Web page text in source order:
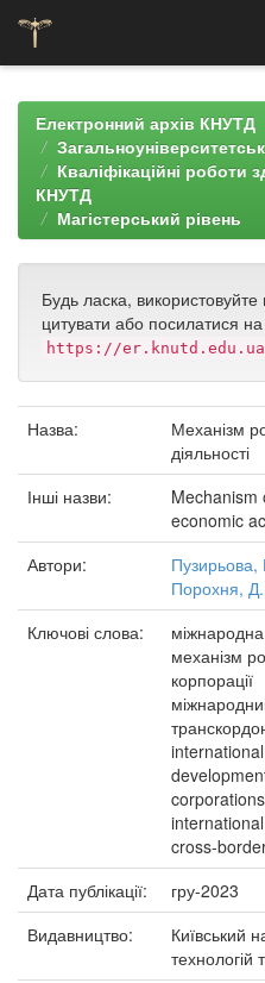
navigationЕлектронний архів КНУТД
Кваліфікаційні роботи
КНУТД
Магістерський рівень
Будь ласка,
цитувати або посилатися
https://er.knutd.edu.ua/
Назва:
Механізм
діяльності
Інші назви:
Mechanism
economic
Автори:
Порохня,
Ключові слова:
міжнародна
механізм
корпорації
corporations
cross-
Дата публікації:
гру-2023
Видавництво:
Київський
технологій